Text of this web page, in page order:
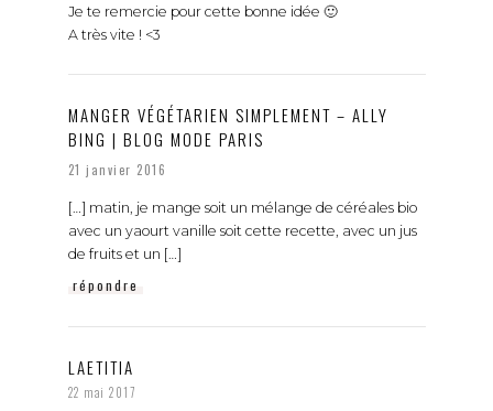
Je te remercie pour cette bonne idée 🙂
A très vite ! <3
MANGER VÉGÉTARIEN SIMPLEMENT – ALLY
BING | BLOG MODE PARIS
21 janvier 2016
[…] matin, je mange soit un mélange de céréales bio
avec un yaourt vanille soit cette recette, avec un jus
de fruits et un […]
répondre
LAETITIA
22 mai 2017